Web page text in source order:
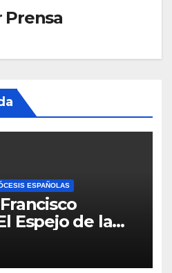
Prensa
ESPAÑOLAS
Espejo de la